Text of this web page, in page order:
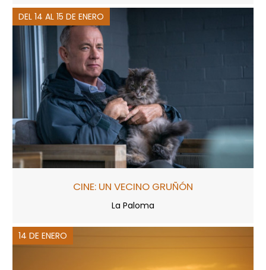
DEL 14 AL 15 DE ENERO
CINE: UN VECINO GRUÑÓN
La Paloma
14 DE ENERO